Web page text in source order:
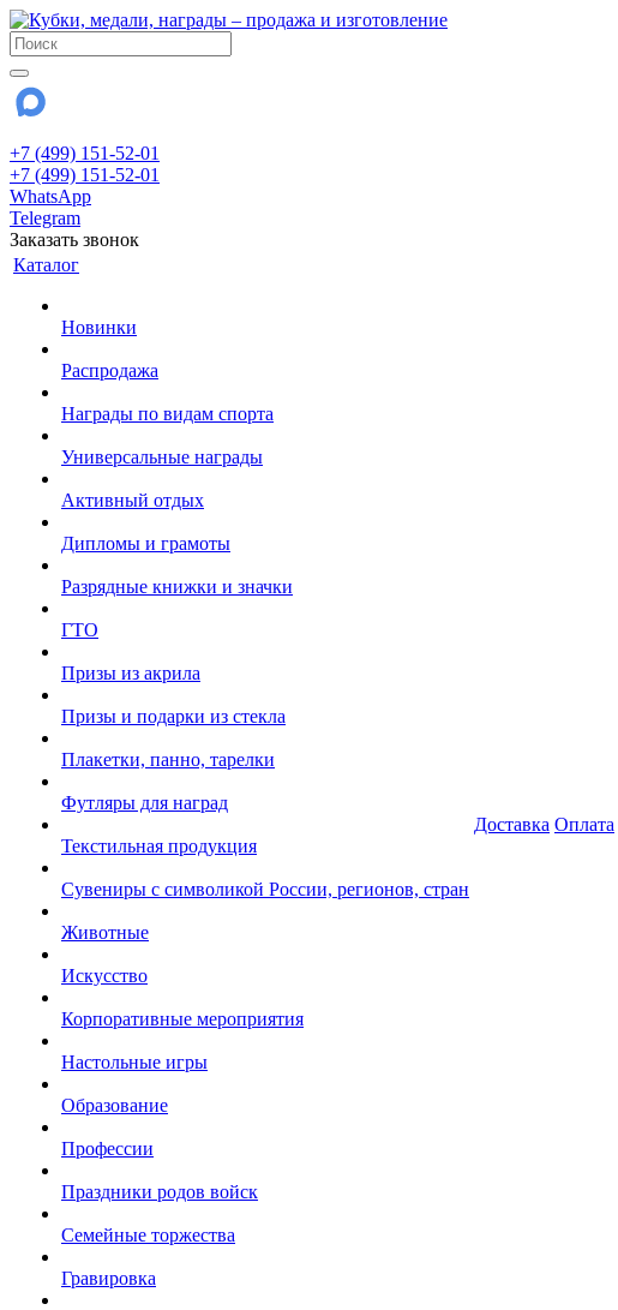
+7 (499) 151-52-01
+7 (499) 151-52-01
WhatsApp
Telegram
Заказать звонок
Каталог
Новинки
Распродажа
Награды по видам спорта
Универсальные награды
Активный отдых
Дипломы и грамоты
Разрядные книжки и значки
ГТО
Призы из акрила
Призы и подарки из стекла
Плакетки, панно, тарелки
Футляры для наград
Текстильная продукция
Сувениры с символикой России, регионов, стран
Животные
Искусство
Корпоративные мероприятия
Настольные игры
Образование
Профессии
Праздники родов войск
Семейные торжества
Гравировка
Доставка Оплата